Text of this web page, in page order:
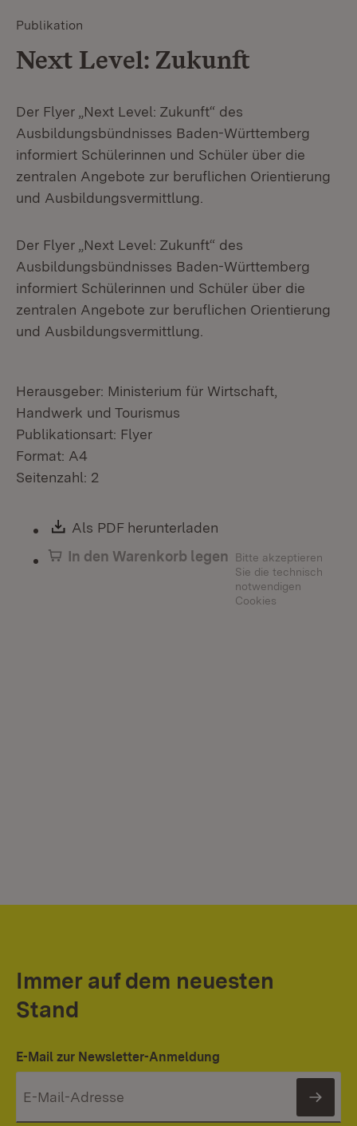
Publikation
Next Level: Zukunft
Der Flyer „Next Level: Zukunft“ des
Ausbildungsbündnisses Baden-Württemberg
informiert Schülerinnen und Schüler über die
zentralen Angebote zur beruflichen Orientierung
und Ausbildungsvermittlung.
Der Flyer „Next Level: Zukunft“ des
Ausbildungsbündnisses Baden-Württemberg
informiert Schülerinnen und Schüler über die
zentralen Angebote zur beruflichen Orientierung
und Ausbildungsvermittlung.
Herausgeber: Ministerium für Wirtschaft,
Handwerk und Tourismus
Publikationsart: Flyer
Format: A4
Seitenzahl: 2
Download:
Als PDF herunterladen
In den Warenkorb legen
Bitte akzeptieren
Sie die technisch
notwendigen
Cookies
Immer auf dem neuesten
Stand
E-Mail zur Newsletter-Anmeldung